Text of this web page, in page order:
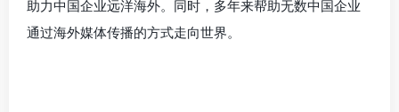
助力中国企业远洋海外。同时，多年来帮助无数中国企业
通过海外媒体传播的方式走向世界。